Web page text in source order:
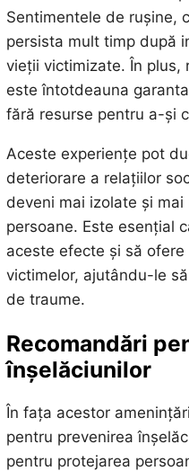
Sentimentele de rușine,
persista mult timp după
vieții victimizate. În plus,
este întotdeauna
fără resurse pentru a-și
Aceste experiențe pot
deteriorare a relațiilor
deveni mai izolate și
persoane. Este esențial
aceste efecte și să
victimelor, ajutându-le
de traume.
Recomandări
înșelăciunilor
În fața acestor
pentru prevenirea
pentru protejarea